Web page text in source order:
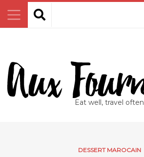
Eat well, travel often
DESSERT MAROCAIN